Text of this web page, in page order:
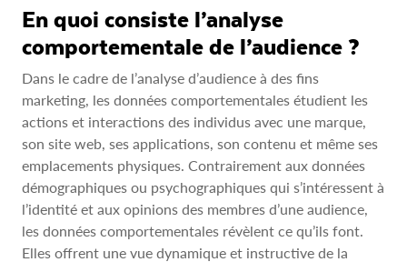
En quoi consiste l’analyse
comportementale de l’audience ?
Dans le cadre de l’analyse d’audience à des fins
marketing, les données comportementales étudient les
actions et interactions des individus avec une marque,
son site web, ses applications, son contenu et même ses
emplacements physiques. Contrairement aux données
démographiques ou psychographiques qui s’intéressent à
l’identité et aux opinions des membres d’une audience,
les données comportementales révèlent ce qu’ils font.
Elles offrent une vue dynamique et instructive de la